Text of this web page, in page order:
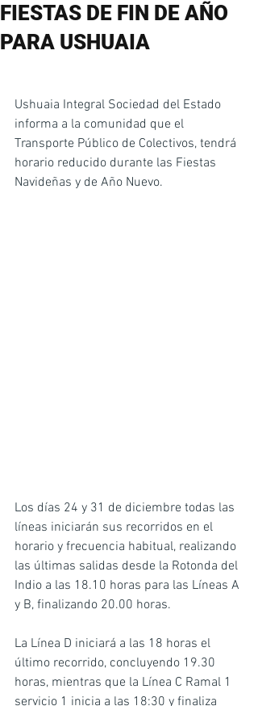
FIESTAS DE FIN DE AÑO
PARA USHUAIA
Ushuaia Integral Sociedad del Estado
informa a la comunidad que el
Transporte Público de Colectivos, tendrá
horario reducido durante las Fiestas
Navideñas y de Año Nuevo.
Los días 24 y 31 de diciembre todas las
líneas iniciarán sus recorridos en el
horario y frecuencia habitual, realizando
las últimas salidas desde la Rotonda del
Indio a las 18.10 horas para las Líneas A
y B, finalizando 20.00 horas.
La Línea D iniciará a las 18 horas el
último recorrido, concluyendo 19.30
horas, mientras que la Línea C Ramal 1
servicio 1 inicia a las 18:30 y finaliza